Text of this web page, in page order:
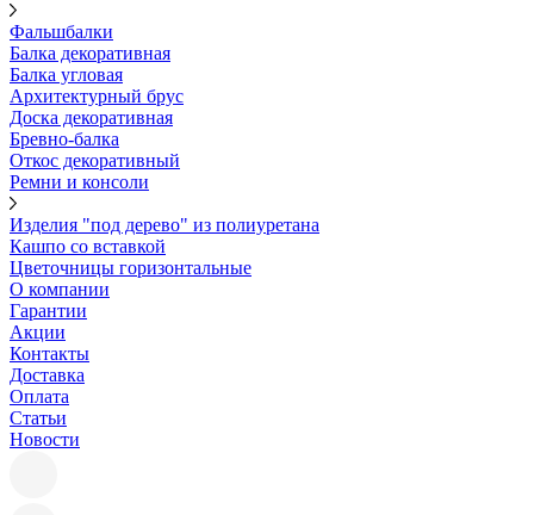
Фальшбалки
Балка декоративная
Балка угловая
Архитектурный брус
Доска декоративная
Бревно-балка
Откос декоративный
Ремни и консоли
Изделия "под дерево" из полиуретана
Кашпо со вставкой
Цветочницы горизонтальные
О компании
Гарантии
Акции
Контакты
Доставка
Оплата
Статьи
Новости